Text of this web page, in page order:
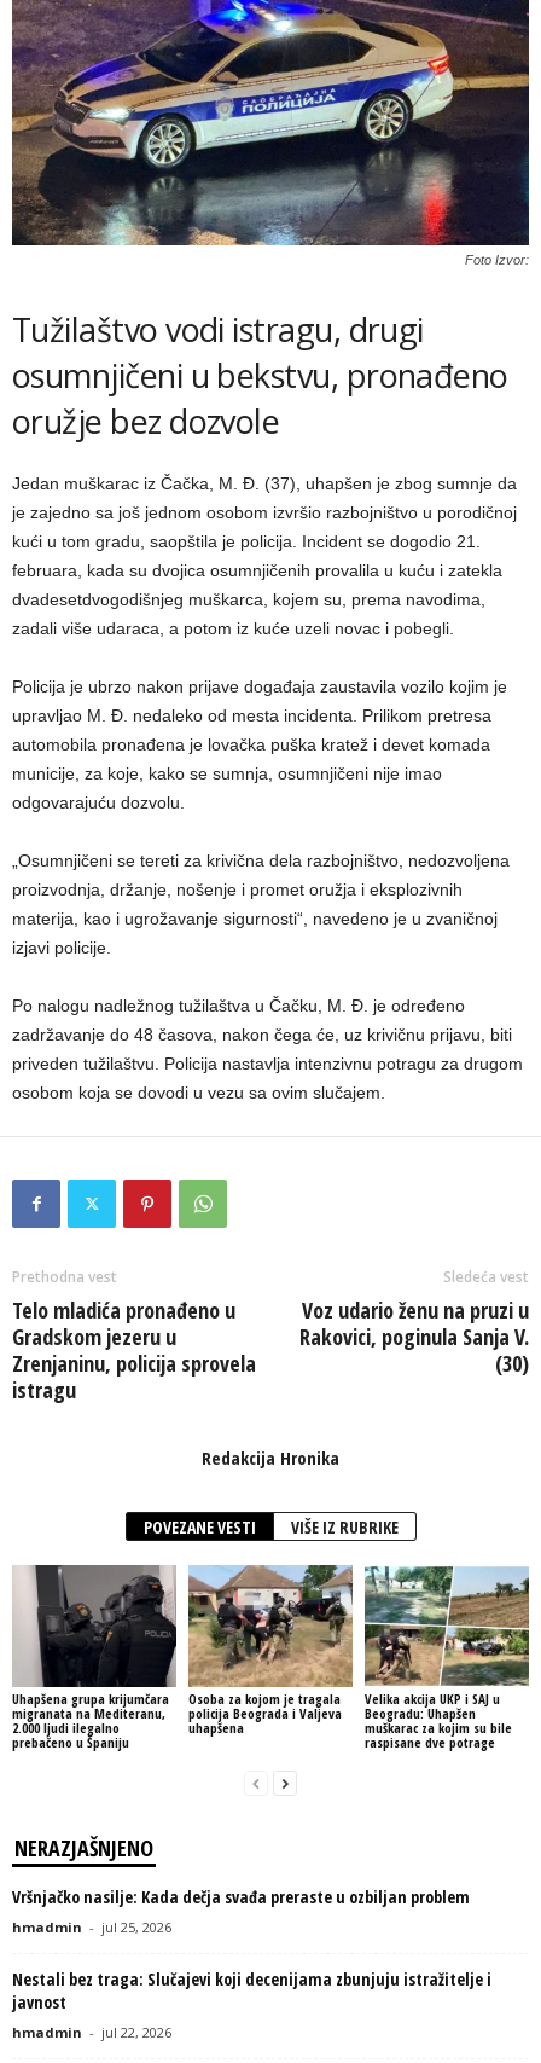
Foto Izvor:
Tužilaštvo vodi istragu, drugi
osumnjičeni u bekstvu, pronađeno
oružje bez dozvole
Jedan muškarac iz Čačka, M. Đ. (37), uhapšen je zbog sumnje da
je zajedno sa još jednom osobom izvršio razbojništvo u porodičnoj
kući u tom gradu, saopštila je policija. Incident se dogodio 21.
februara, kada su dvojica osumnjičenih provalila u kuću i zatekla
dvadesetdvogodišnjeg muškarca, kojem su, prema navodima,
zadali više udaraca, a potom iz kuće uzeli novac i pobegli.
Policija je ubrzo nakon prijave događaja zaustavila vozilo kojim je
upravljao M. Đ. nedaleko od mesta incidenta. Prilikom pretresa
automobila pronađena je lovačka puška kratež i devet komada
municije, za koje, kako se sumnja, osumnjičeni nije imao
odgovarajuću dozvolu.
„Osumnjičeni se tereti za krivična dela razbojništvo, nedozvoljena
proizvodnja, držanje, nošenje i promet oružja i eksplozivnih
materija, kao i ugrožavanje sigurnosti“, navedeno je u zvaničnoj
izjavi policije.
Po nalogu nadležnog tužilaštva u Čačku, M. Đ. je određeno
zadržavanje do 48 časova, nakon čega će, uz krivičnu prijavu, biti
priveden tužilaštvu. Policija nastavlja intenzivnu potragu za drugom
osobom koja se dovodi u vezu sa ovim slučajem.
Prethodna vest
Telo mladića pronađeno u
Gradskom jezeru u
Zrenjaninu, policija sprovela
istragu
Sledeća vest
Voz udario ženu na pruzi u
Rakovici, poginula Sanja V.
(30)
Redakcija Hronika
POVEZANE VESTI VIŠE IZ RUBRIKE
Uhapšena grupa krijumčara
migranata na Mediteranu,
2.000 ljudi ilegalno
prebačeno u Španiju
Osoba za kojom je tragala
policija Beograda i Valjeva
uhapšena
Velika akcija UKP i SAJ u
Beogradu: Uhapšen
muškarac za kojim su bile
raspisane dve potrage
NERAZJAŠNJENO
Vršnjačko nasilje: Kada dečja svađa preraste u ozbiljan problem
hmadmin - jul 25, 2026
Nestali bez traga: Slučajevi koji decenijama zbunjuju istražitelje i
javnost
hmadmin - jul 22, 2026